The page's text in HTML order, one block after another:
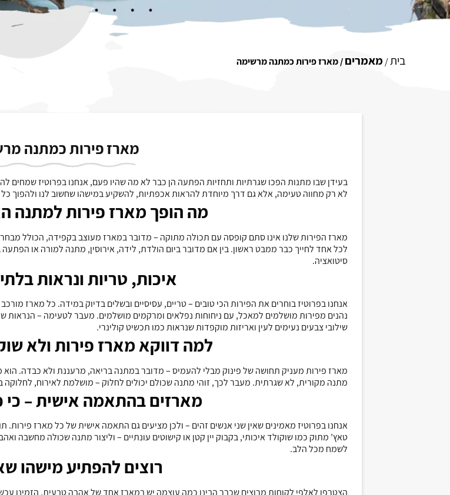
בית/ מאמרים/ מארז פירות כמתנה מרשימה
מארז פירות כמתנה
בעידן שבו מתנות הפכו שגרתיות ותחזיות הפתעה הן כבר לא מה שהיו פעם, אנחנו בפרוטיז שמחים
לא רק מחווה טעימה, אלא גם דרך מיוחדת להראות אכפתיות, להשקיע במישהו שחשוב לנו ולהפוך כל
מה הופך מארז פירות למתנה
מארז הפירות שלנו אינו סתם קופסה עם תכולה מתוקה – מדובר במארז מעוצב בקפידה, הכולל
לכל אחד לחייך כבר ממבט ראשון. בין אם מדובר ביום הולדת, לידה, אירוסין, מתנה למורה או
סיטואציה.
איכות, טריות ונראות
אנחנו בפרוטיז בוחרים את הפירות הכי טובים – טריים, עסיסיים ובשלים בדיוק במידה. כל מארז
נהנים מפירות מושלמים למאכל, עם ניחוחות נפלאים ומרקמים מושלמים. מעבר לטעימה – הנראות
שילובי צבעים נעימים לעין ואריזות מוקפדות שנראות כמו תכשיט קולינרי.
למה דווקא מארז פירות ולא
מארז פירות מעניק תחושה של פינוק מבלי להעמיס – מדובר במתנה בריאה, מרעננת ולא כבדה.
מתנה מקורית, לא שגרתית. מעבר לכך, זוהי מתנה שכולם יכולים לחלוק – מושלמת לאירוח, לחלוקה
מארזים בהתאמה אישית – כי
אנחנו בפרוטיז מאמינים שאין שני אנשים זהים – ולכן מציעים גם התאמה אישית של כל מארז פירות.
טאץ’ מתוק כמו שוקולד איכותי, בקבוק יין קטן או קישוטים עונתיים – וליצור מתנה שכולה
לשמח מכל הלב.
רוצים להפתיע מישהו
הצטרפו לאלפי לקוחות מרוצים שכבר הבינו כמה עוצמה יש במארז אחד של אהבה טבעית. הזמינו